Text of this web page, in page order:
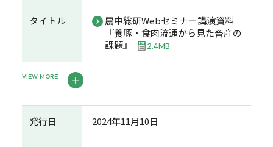
タイトル
農中総研Webセミナー講演資料
『養豚・食肉流通から見た畜産の
課題』
2.4MB
VIEW MORE
発行日 2024年11月10日